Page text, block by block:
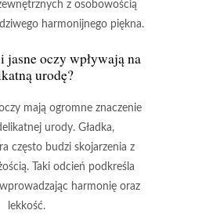
z osobowością
harmonijnego piękna.
jasne oczy wpływają na
urodę?
mają ogromne znaczenie
urody. Gładka,
często budzi skojarzenia z
Taki odcień podkreśla
harmonię oraz
lekkość.